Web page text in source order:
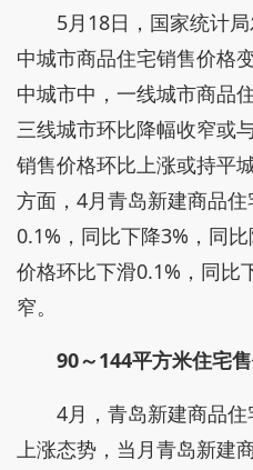
5月18日，国家统计
中城市商品住宅销售价格
中城市中，一线城市商品
三线城市环比降幅收窄或
销售价格环比上涨或持平
方面，4月青岛新建商品
0.1%，同比下降3%，同
价格环比下滑0.1%，同比
窄。
90～144平方米住宅
4月，青岛新建商品
上涨态势，当月青岛新建